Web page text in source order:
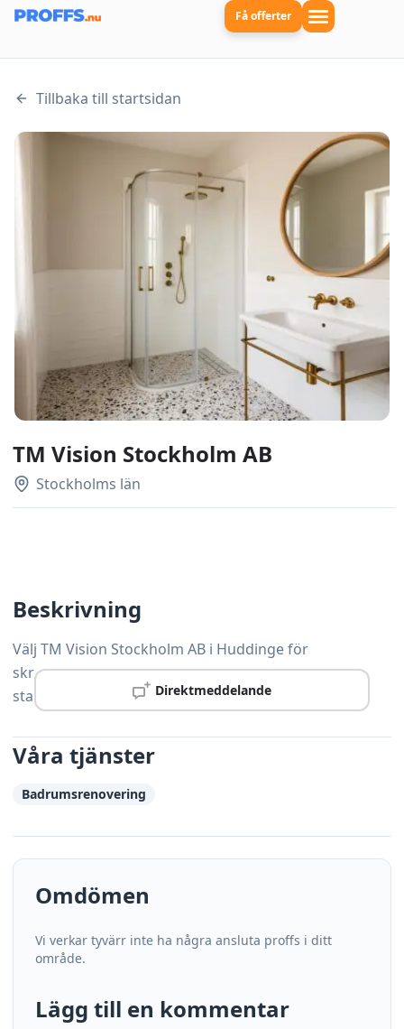
Få offerter
Tillbaka till startsidan
TM Vision Stockholm AB
Stockholms län
Direktmeddelande
Beskrivning
Välj TM Vision Stockholm AB i Huddinge för
skräddarsydda snickerilösningar som håller hög
standard och levereras i tid.
Våra tjänster
Badrumsrenovering
Omdömen
Vi verkar tyvärr inte ha några ansluta proffs i ditt
område.
Lägg till en kommentar